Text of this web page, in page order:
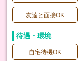
友達と面接OK
待遇・環境
自宅待機OK